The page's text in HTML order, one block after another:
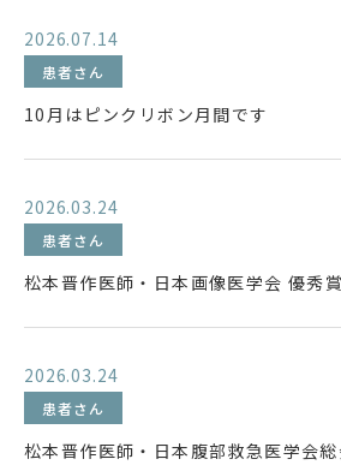
2026.07.14
患者さん
10月はピンクリボン月間です
2026.03.24
患者さん
松本晋作医師・日本画像医学会 優秀
2026.03.24
患者さん
松本晋作医師・日本腹部救急医学会